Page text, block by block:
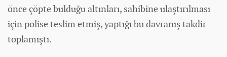
önce çöpte bulduğu altınları, sahibine ulaştırılması
için polise teslim etmiş, yaptığı bu davranış takdir
toplamıştı.